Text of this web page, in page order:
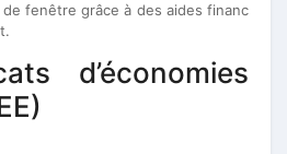
fenêtre grâce à des aides financ
d’économies